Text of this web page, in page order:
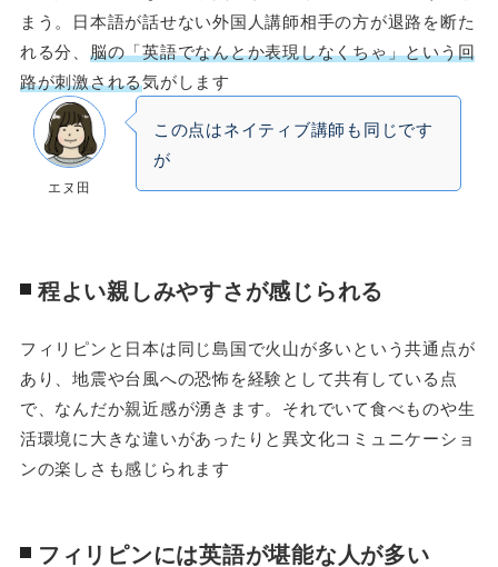
まう。日本語が話せない外国人講師相手の方が退路を断た
れる分、 脳の「英語でなんとか表現しなくちゃ」という回
路が刺激される気がします
エヌ田
この点はネイティブ講師も同じです
が
程よい親しみやすさが感じられる
フィリピンと日本は同じ島国で火山が多いという共通点が
あり、地震や台風への恐怖を経験として共有している点
で、なんだか親近感が湧きます。それでいて食べものや生
活環境に大きな違いがあったりと異文化コミュニケーショ
ンの楽しさも感じられます
フィリピンには英語が堪能な人が多い